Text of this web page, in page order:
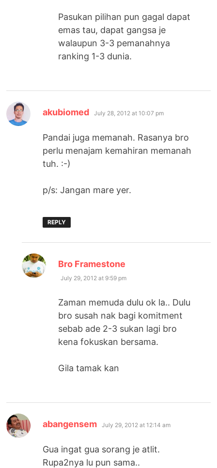
Pasukan pilihan pun gagal dapat
emas tau, dapat gangsa je
walaupun 3-3 pemanahnya
ranking 1-3 dunia.
akubiomed says:
July 28, 2012 at 10:07 pm
Pandai juga memanah. Rasanya bro
perlu menajam kemahiran memanah
tuh. :-)
p/s: Jangan mare yer.
REPLY
Bro Framestone
July 29, 2012 at 9:59 pm
Zaman memuda dulu ok la.. Dulu
bro susah nak bagi komitment
sebab ade 2-3 sukan lagi bro
kena fokuskan bersama.
Gila tamak kan
abangensem says:
July 29, 2012 at 12:14 am
Gua ingat gua sorang je atlit.
Rupa2nya lu pun sama..